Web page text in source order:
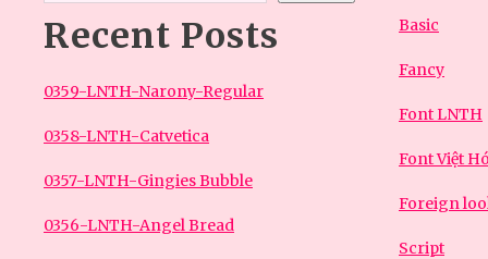
Recent Posts
0359-LNTH-Narony-Regular
0358-LNTH-Catvetica
0357-LNTH-Gingies Bubble
0356-LNTH-Angel Bread
Basic
Fancy
Font LNTH
Font Việt
Foreign
Script